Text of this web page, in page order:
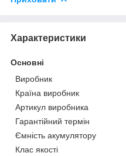
Характеристики
Основні
Виробник
Країна виробник
Артикул виробника
Гарантійний термін
Ємність акумулятору
Клас якості